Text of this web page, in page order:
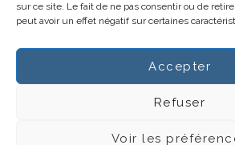
sur ce site. Le fait de ne pas consentir ou de
peut avoir un effet négatif sur certaines
Accepter
Refuser
Voir les
Actus
Gestions hospitalières